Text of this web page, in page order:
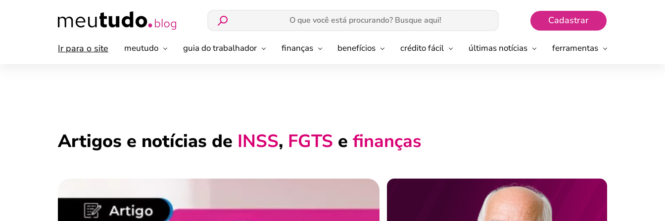
Cadastrar
Ir para o site meutudo guia do trabalhador finanças benefícios crédito fácil últimas notícias ferramentas
Artigos e notícias de INSS, FGTS e finanças